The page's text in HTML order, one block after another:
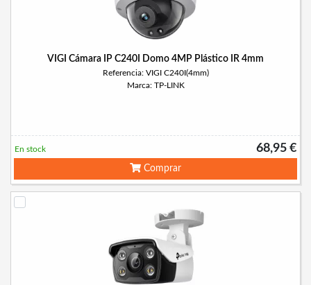
VIGI Cámara IP C240I Domo 4MP Plástico IR 4mm
Referencia: VIGI C240I(4mm)
Marca: TP-LINK
68,95 €
En stock
Comprar